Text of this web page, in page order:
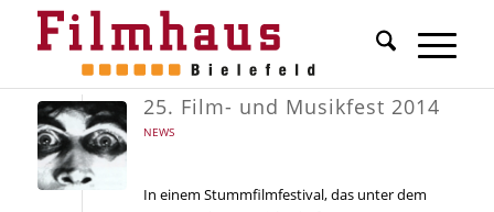
25. Film- und Musikfest 2014
NEWS
In einem Stummfilmfestival, das unter dem